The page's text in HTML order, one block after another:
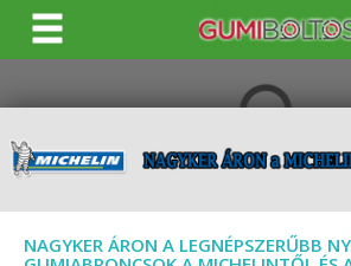
KERESÉS
NAGYKER ÁRON A LEGNÉPSZERŰBB